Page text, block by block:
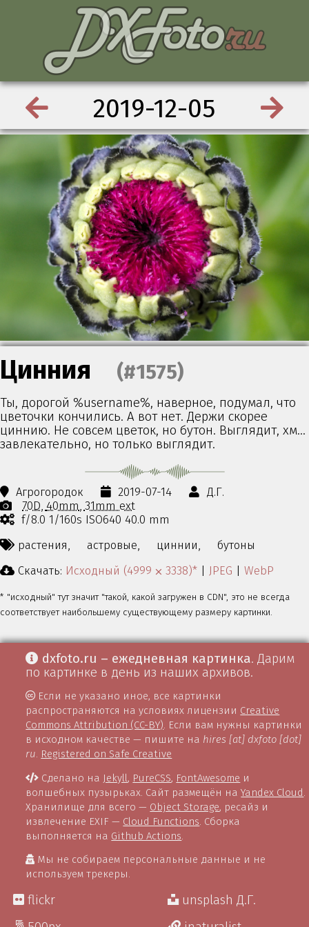
2019-12-05
Цинния (#1575)
Ты, дорогой %username%, наверное, подумал, что
цветочки кончились. А вот нет. Держи скорее
циннию. Не совсем цветок, но бутон. Выглядит, хм…
завлекательно, но только выглядит.
Агрогородок 2019-07-14
Д.Г.
70D 40mm 31mm ext
f/8.0 1/160s ISO640 40.0 mm
растения,
астровые, циннии,
бутоны
Скачать: Исходный (4999 ⨉ 3338)* | JPEG | WebP
* "исходный" тут значит "такой, какой загружен в CDN", это не всегда
соответствует наибольшему существующему размеру картинки.
dxfoto.ru – ежедневная картинка. Дарим
по картинке в день из наших архивов.
Если не указано иное, все картинки
распространяются на условиях лицензии Creative
Commons Attribution (CC-BY). Если вам нужны картинки
в исходном качестве — пишите на hires [at] dxfoto [dot]
ru. Registered on Safe Creative
Сделано на Jekyll, PureCSS, FontAwesome и
волшебных пузырьках. Сайт размещён наYandex Cloud
Хранилище для всего — Object Storage, ресайз и
извлечение EXIF — Cloud Functions . Сборка
выполняется на Github Actions
Мы не собираем персональные данные и не
используем трекеры.
flickr
unsplash Д.Г.